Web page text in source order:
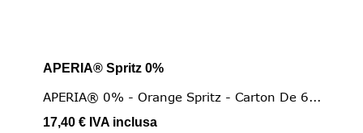
APERIA® Spritz 0%
APERIA® 0% - Orange Spritz - Carton De 6...
17,40 € IVA inclusa